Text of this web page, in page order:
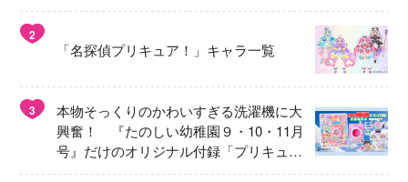
2
「名探偵プリキュア！」キャラ一覧
3
本物そっくりのかわいすぎる洗濯機に大
興奮！ 『たのしい幼稚園９・10・11月
号』だけのオリジナル付録「プリキュ
ア くるくるせんたくき」